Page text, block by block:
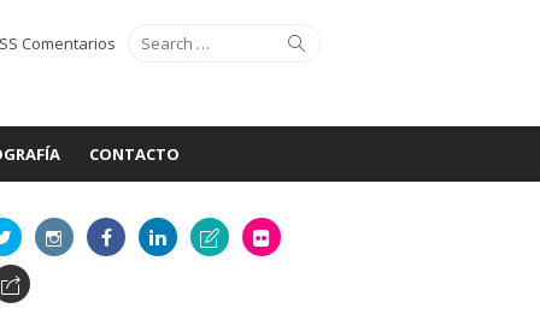
Search
for:
Comentarios
CONTACTO